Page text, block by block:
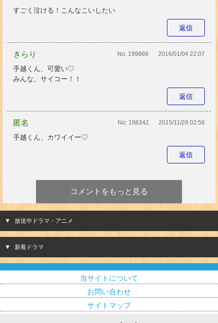
すごく泣ける！こんなこいしたい
返信
きらり No: 199869 2016/01/04 22:07
手越くん、可愛い♡
みんな、サイコー！！
返信
匿名 No: 198342 2015/11/28 02:56
手越くん、カワイイー♡
返信
コメントをもっと見る
放送中ドラマ・アニメ
新着ドラマ
当サイトについて
お問い合わせ
サイトマップ